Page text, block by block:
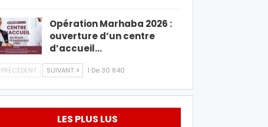
Opération Marhaba 2026 :
ouverture d’un centre
d’accueil…
PRÉCÉDENT SUIVANT 1 De 30 840
LES PLUS LUS